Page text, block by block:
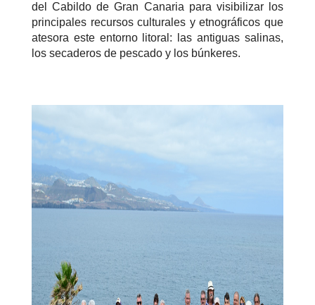
del Cabildo de Gran Canaria para visibilizar los
principales recursos culturales y etnográficos que
atesora este entorno litoral: las antiguas salinas,
los secaderos de pescado y los búnkeres.